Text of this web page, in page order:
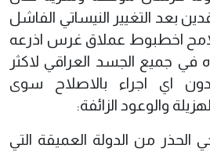
بعد التغيير النيساتي الفاشل
ضد ملامح اخطبوط عملاق غرس اذرعه
في جميع الجسد العراقي لاكثر
اي اجراء بالاصلاح سوى
والوعود الزائفة:
الحذر من الدولة العميقة التي